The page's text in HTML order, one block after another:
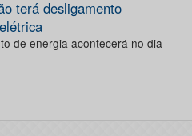
terá desligamento
de energia acontecerá no dia